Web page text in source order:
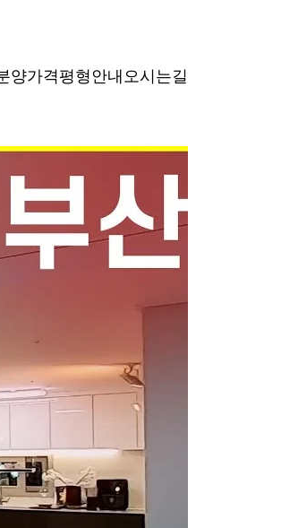
양가격평형안내오시는길